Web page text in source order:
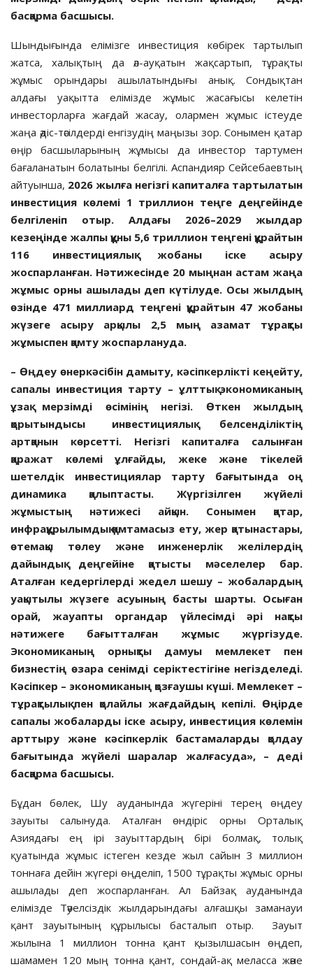
басқарма басшысы.
Шындығында елімізге инвестиция көбірек тартылып
жатса, халықтың да әл-ауқатын жақсартып, тұрақты
жұмыс орындары ашылатындығы анық. Сондықтан
алдағы уақытта елімізде жұмыс жасағысы келетін
инвесторларға жағдай жасау, олармен жұмыс істеуде
жаңа әдіс-тәсілдерді енгізудің маңызы зор. Сонымен қатар
өңір басшыларының жұмысы да инвестор тартумен
бағаланатын болатыны белгілі. Аспандияр Сейсебаевтың
айтуынша, 2026 жылға негізгі капиталға тартылатын
инвестиция көлемі 1 триллион теңге деңгейінде
белгіленіп отыр. Алдағы 2026–2029 жылдар
кезеңінде жалпы құны 5,6 триллион теңгені құрайтын
116 инвестициялық жобаны іске асыру
жоспарланған. Нәтижесінде 20 мыңнан астам жаңа
жұмыс орны ашылады деп күтілуде. Осы жылдың
өзінде 471 миллиард теңгені құрайтын 47 жобаны
жүзеге асыру арқылы 2,5 мың азамат тұрақты
жұмыспен қамту жоспарлануда.
– Өңдеу өнеркәсібін дамыту, кәсіпкерлікті кеңейту,
сапалы инвестиция тарту – ұлттық экономиканың
ұзақ мерзімді өсімінің негізі. Өткен жылдың
қорытындысы инвестициялық белсенділіктің
артқанын көрсетті. Негізгі капиталға салынған
қаражат көлемі ұлғайды, жеке және тікелей
шетелдік инвестициялар тарту бағытында оң
динамика қалыптасты. Жүргізілген жүйелі
жұмыстың нәтижесі айқын. Сонымен қатар,
инфрақұрылымдық қамтамасыз ету, жер қатынастары,
өтемақы төлеу және инженерлік желілердің
дайындық деңгейіне қатысты мәселелер бар.
Аталған кедергілерді жедел шешу – жобалардың
уақытылы жүзеге асуының басты шарты. Осыған
орай, жауапты органдар үйлесімді әрі нақты
нәтижеге бағытталған жұмыс жүргізуде.
Экономиканың орнықты дамуы мемлекет пен
бизнестің өзара сенімді серіктестігіне негізделеді.
Кәсіпкер – экономиканың қозғаушы күші. Мемлекет –
тұрақтылық пен қолайлы жағдайдың кепілі. Өңірде
сапалы жобаларды іске асыру, инвестиция көлемін
арттыру және кәсіпкерлік бастамаларды қолдау
бағытында жүйелі шаралар жалғасуда», – деді
басқарма басшысы.
Бұдан бөлек, Шу ауданында жүгеріні терең өңдеу
зауыты салынуда. Аталған өндіріс орны Орталық
Азиядағы ең ірі зауыттардың бірі болмақ, толық
қуатында жұмыс істеген кезде жыл сайын 3 миллион
тоннаға дейін жүгері өңделіп, 1500 тұрақты жұмыс орны
ашылады деп жоспарланған. Ал Байзақ ауданында
елімізде Тәуелсіздік жылдарындағы алғашқы заманауи
қант зауытының құрылысы басталып отыр. Зауыт
жылына 1 миллион тонна қант қызылшасын өңдеп,
шамамен 120 мың тонна қант, сондай-ақ меласса және